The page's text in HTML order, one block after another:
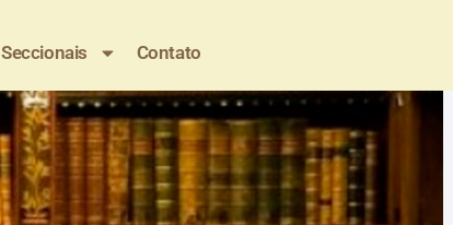
Seccionais Contato